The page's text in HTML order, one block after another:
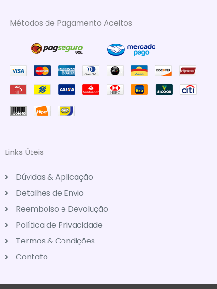
Métodos de Pagamento Aceitos
Links Úteis
Dúvidas & Aplicação
Detalhes de Envio
Reembolso e Devolução
Política de Privacidade
Termos & Condições
Contato